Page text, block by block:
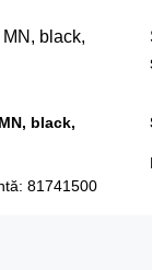
black,
black,
: 81741500